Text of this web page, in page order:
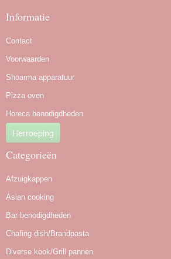
Informatie
Contact
Voorwaarden
Shoarma apparatuur
Pizza oven
Horeca benodigdheden
Herroeping
Categorieën
Afzuigkappen
Asian cooking
Bar benodigdheden
Chafing dish/Brandpasta
Diverse kook/Grill pannen